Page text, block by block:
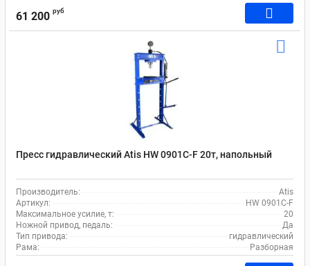
61 200 руб
Пресс гидравлический Atis HW 0901C-F 20т, напольный
Производитель:
Atis
Артикул:
HW 0901C-F
Максимальное усилие, т:
20
Ножной привод, педаль:
Да
Тип привода:
гидравлический
Рама:
Разборная